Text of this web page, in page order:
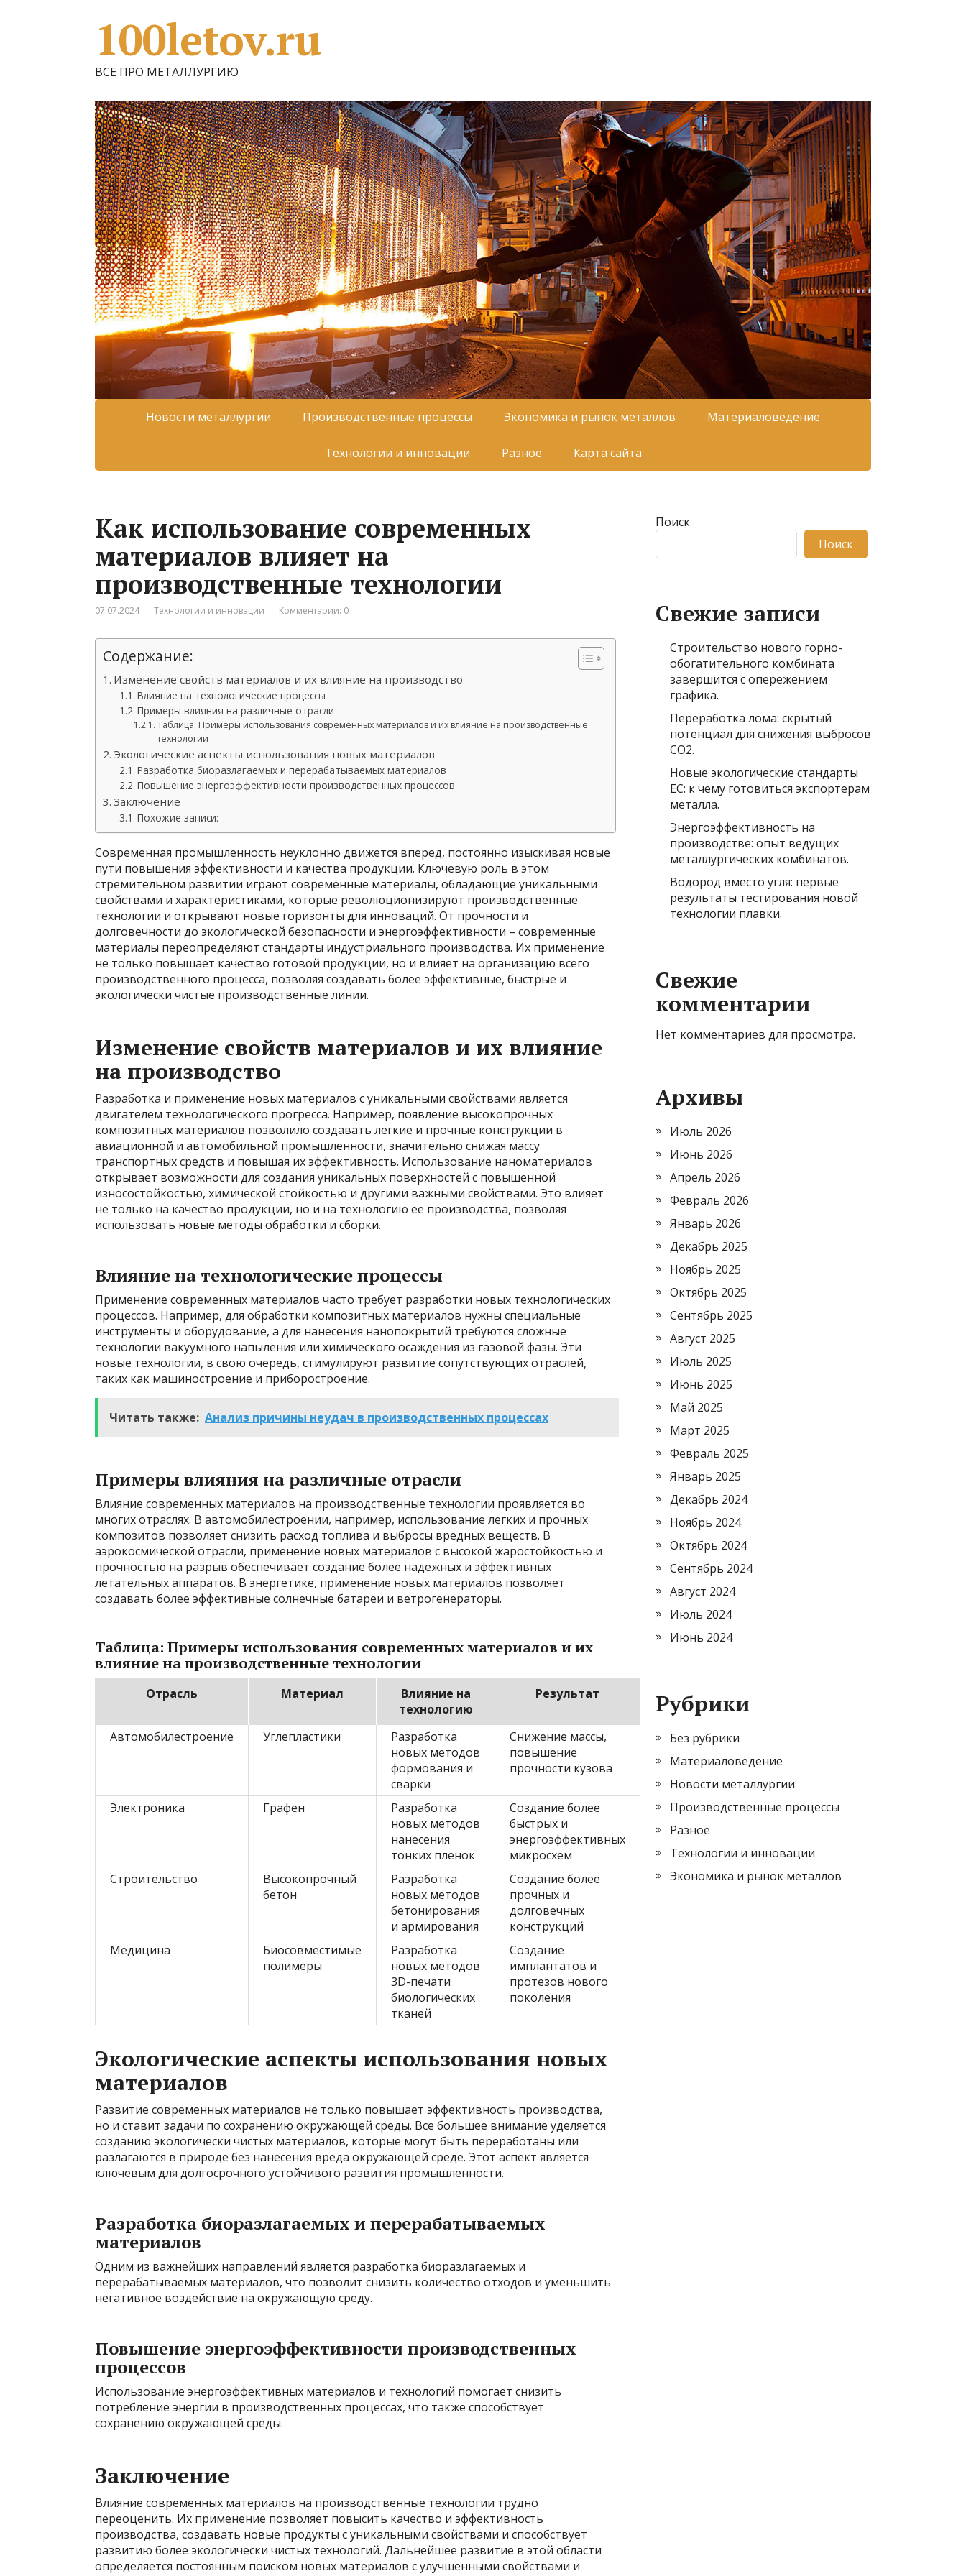
100letov.ru
ВСЕ ПРО МЕТАЛЛУРГИЮ
Новости металлургии Производственные процессы Экономика и рынок металлов Материаловедение
Технологии и инновации Разное Карта сайта
Как использование современных
материалов влияет на
производственные технологии
07.07.2024 Технологии и инновации Комментарии: 0
Содержание:
Изменение свойств материалов и их влияние на производство
Влияние на технологические процессы
Примеры влияния на различные отрасли
Таблица: Примеры использования современных материалов и их влияние на производственные
технологии
Экологические аспекты использования новых материалов
Разработка биоразлагаемых и перерабатываемых материалов
Повышение энергоэффективности производственных процессов
Заключение
Похожие записи:
Современная промышленность неуклонно движется вперед, постоянно изыскивая новые
пути повышения эффективности и качества продукции. Ключевую роль в этом
стремительном развитии играют современные материалы, обладающие уникальными
свойствами и характеристиками, которые революционизируют производственные
технологии и открывают новые горизонты для инноваций. От прочности и
долговечности до экологической безопасности и энергоэффективности – современные
материалы переопределяют стандарты индустриального производства. Их применение
не только повышает качество готовой продукции, но и влияет на организацию всего
производственного процесса, позволяя создавать более эффективные, быстрые и
экологически чистые производственные линии.
Изменение свойств материалов и их влияние
на производство
Разработка и применение новых материалов с уникальными свойствами является
двигателем технологического прогресса. Например, появление высокопрочных
композитных материалов позволило создавать легкие и прочные конструкции в
авиационной и автомобильной промышленности, значительно снижая массу
транспортных средств и повышая их эффективность. Использование наноматериалов
открывает возможности для создания уникальных поверхностей с повышенной
износостойкостью, химической стойкостью и другими важными свойствами. Это влияет
не только на качество продукции, но и на технологию ее производства, позволяя
использовать новые методы обработки и сборки.
Влияние на технологические процессы
Применение современных материалов часто требует разработки новых технологических
процессов. Например, для обработки композитных материалов нужны специальные
инструменты и оборудование, а для нанесения нанопокрытий требуются сложные
технологии вакуумного напыления или химического осаждения из газовой фазы. Эти
новые технологии, в свою очередь, стимулируют развитие сопутствующих отраслей,
таких как машиностроение и приборостроение.
Читать также: Анализ причины неудач в производственных процессах
Примеры влияния на различные отрасли
Влияние современных материалов на производственные технологии проявляется во
многих отраслях. В автомобилестроении, например, использование легких и прочных
композитов позволяет снизить расход топлива и выбросы вредных веществ. В
аэрокосмической отрасли, применение новых материалов с высокой жаростойкостью и
прочностью на разрыв обеспечивает создание более надежных и эффективных
летательных аппаратов. В энергетике, применение новых материалов позволяет
создавать более эффективные солнечные батареи и ветрогенераторы.
Таблица: Примеры использования современных материалов и их
влияние на производственные технологии
Отрасль Материал
Влияние на
технологию
Результат
Автомобилестроение Углепластики
Разработка
новых методов
формования и
сварки
Снижение массы,
повышение
прочности кузова
Электроника Графен
Разработка
новых методов
нанесения
тонких пленок
Создание более
быстрых и
энергоэффективных
микросхем
Строительство
Высокопрочный
бетон
Разработка
новых методов
бетонирования
и армирования
Создание более
прочных и
долговечных
конструкций
Медицина
Биосовместимые
полимеры
Разработка
новых методов
3D-печати
биологических
тканей
Создание
имплантатов и
протезов нового
поколения
Экологические аспекты использования новых
материалов
Развитие современных материалов не только повышает эффективность производства,
но и ставит задачи по сохранению окружающей среды. Все большее внимание уделяется
созданию экологически чистых материалов, которые могут быть переработаны или
разлагаются в природе без нанесения вреда окружающей среде. Этот аспект является
ключевым для долгосрочного устойчивого развития промышленности.
Разработка биоразлагаемых и перерабатываемых
материалов
Одним из важнейших направлений является разработка биоразлагаемых и
перерабатываемых материалов, что позволит снизить количество отходов и уменьшить
негативное воздействие на окружающую среду.
Повышение энергоэффективности производственных
процессов
Использование энергоэффективных материалов и технологий помогает снизить
потребление энергии в производственных процессах, что также способствует
сохранению окружающей среды.
Заключение
Влияние современных материалов на производственные технологии трудно
переоценить. Их применение позволяет повысить качество и эффективность
производства, создавать новые продукты с уникальными свойствами и способствует
развитию более экологически чистых технологий. Дальнейшее развитие в этой области
определяется постоянным поиском новых материалов с улучшенными свойствами и
Поиск
Поиск
Свежие записи
Строительство нового горно-
обогатительного комбината
завершится с опережением
графика.
Переработка лома: скрытый
потенциал для снижения выбросов
CO2.
Новые экологические стандарты
ЕС: к чему готовиться экспортерам
металла.
Энергоэффективность на
производстве: опыт ведущих
металлургических комбинатов.
Водород вместо угля: первые
результаты тестирования новой
технологии плавки.
Свежие
комментарии
Нет комментариев для просмотра.
Архивы
Июль 2026
Июнь 2026
Апрель 2026
Февраль 2026
Январь 2026
Декабрь 2025
Ноябрь 2025
Октябрь 2025
Сентябрь 2025
Август 2025
Июль 2025
Июнь 2025
Май 2025
Март 2025
Февраль 2025
Январь 2025
Декабрь 2024
Ноябрь 2024
Октябрь 2024
Сентябрь 2024
Август 2024
Июль 2024
Июнь 2024
Рубрики
Без рубрики
Материаловедение
Новости металлургии
Производственные процессы
Разное
Технологии и инновации
Экономика и рынок металлов